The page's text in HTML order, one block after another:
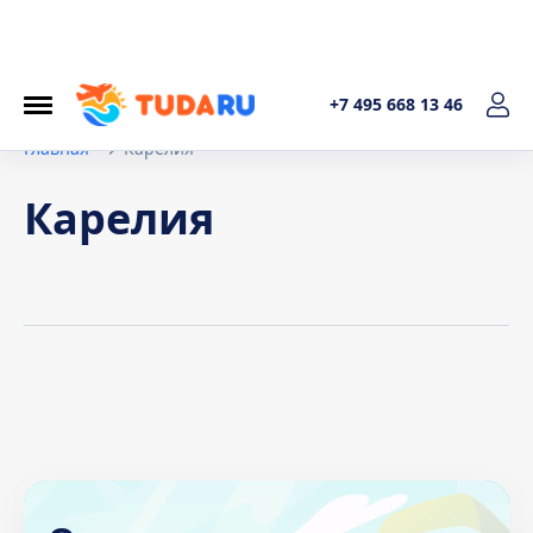
+7 495 668 13 46
Главная
Карелия
Карелия
безопасности персональных данных, предпринимаемые
ИП Котельникова Татьяна Александровна (далее –